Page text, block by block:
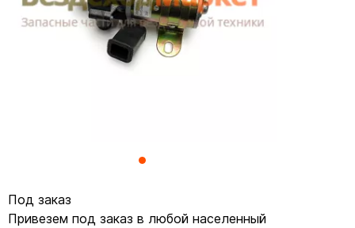
Под заказ
Привезем под заказ в любой населенный